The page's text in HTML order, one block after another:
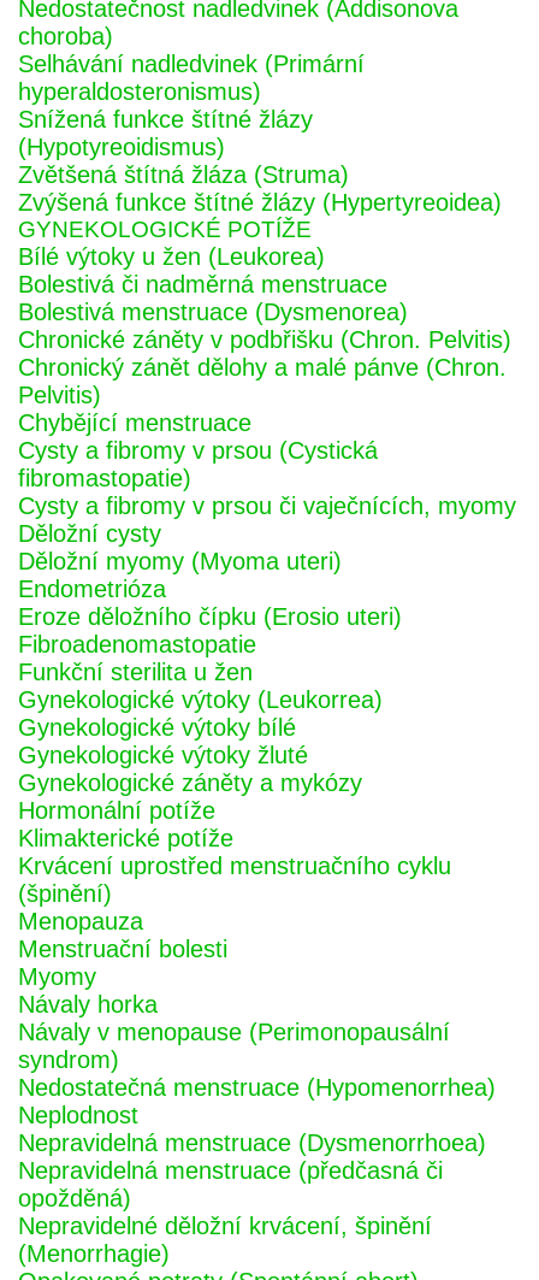
Nedostatečnost nadledvinek (Addisonova
choroba)
Selhávání nadledvinek (Primární
hyperaldosteronismus)
Snížená funkce štítné žlázy
(Hypotyreoidismus)
Zvětšená štítná žláza (Struma)
Zvýšená funkce štítné žlázy (Hypertyreoidea)
GYNEKOLOGICKÉ POTÍŽE
Bílé výtoky u žen (Leukorea)
Bolestivá či nadměrná menstruace
Bolestivá menstruace (Dysmenorea)
Chronické záněty v podbřišku (Chron. Pelvitis)
Chronický zánět dělohy a malé pánve (Chron.
Pelvitis)
Chybějící menstruace
Cysty a fibromy v prsou (Cystická
fibromastopatie)
Cysty a fibromy v prsou či vaječnících, myomy
Děložní cysty
Děložní myomy (Myoma uteri)
Endometrióza
Eroze děložního čípku (Erosio uteri)
Fibroadenomastopatie
Funkční sterilita u žen
Gynekologické výtoky (Leukorrea)
Gynekologické výtoky bílé
Gynekologické výtoky žluté
Gynekologické záněty a mykózy
Hormonální potíže
Klimakterické potíže
Krvácení uprostřed menstruačního cyklu
(špinění)
Menopauza
Menstruační bolesti
Myomy
Návaly horka
Návaly v menopause (Perimonopausální
syndrom)
Nedostatečná menstruace (Hypomenorrhea)
Neplodnost
Nepravidelná menstruace (Dysmenorrhoea)
Nepravidelná menstruace (předčasná či
opožděná)
Nepravidelné děložní krvácení, špinění
(Menorrhagie)